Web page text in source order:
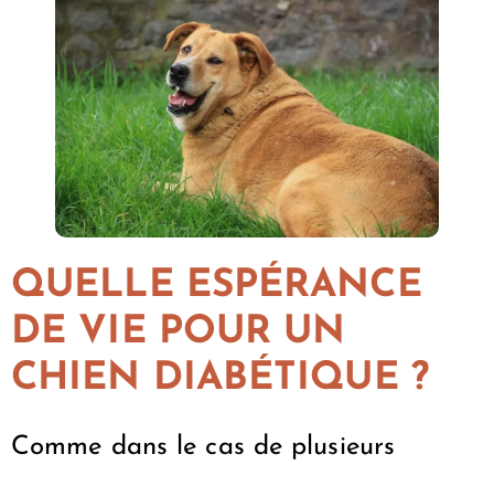
QUELLE ESPÉRANCE
DE VIE POUR UN
CHIEN DIABÉTIQUE ?
Comme dans le cas de plusieurs